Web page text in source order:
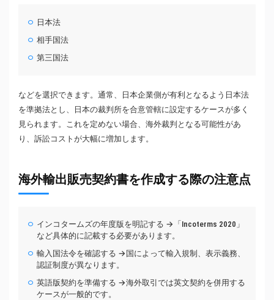
日本法
相手国法
第三国法
などを選択できます。通常、日本企業側が有利となるよう日本法
を準拠法とし、日本の裁判所を合意管轄に設定するケースが多く
見られます。これを定めない場合、海外裁判となる可能性があ
り、訴訟コストが大幅に増加します。
海外輸出販売契約書を作成する際の注意点
インコタームズの年度版を明記する →「Incoterms 2020」
など具体的に記載する必要があります。
輸入国法令を確認する →国によって輸入規制、表示義務、
認証制度が異なります。
英語版契約を準備する →海外取引では英文契約を併用する
ケースが一般的です。